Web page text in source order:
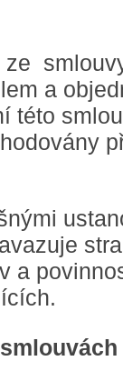
ze
a
této
a